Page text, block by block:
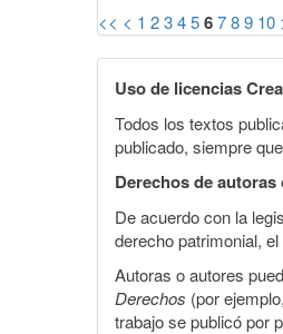
<< < 1 23456789 10
Uso de licencias
Todos los textos
publicado, siempre
Derechos de autoras
De acuerdo con la
derecho patrimonial,
Autoras o autores
Derechos (por
trabajo se publicó por